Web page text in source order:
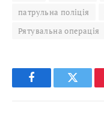
патрульна поліція
Рятувальна операція
FacebookTwitter